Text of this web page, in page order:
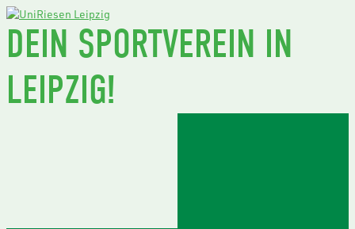
DEIN SPORTVEREIN IN
LEIPZIG!